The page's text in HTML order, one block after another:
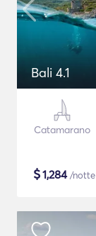
Bali 4.1
Catamarano
$1,284/notte